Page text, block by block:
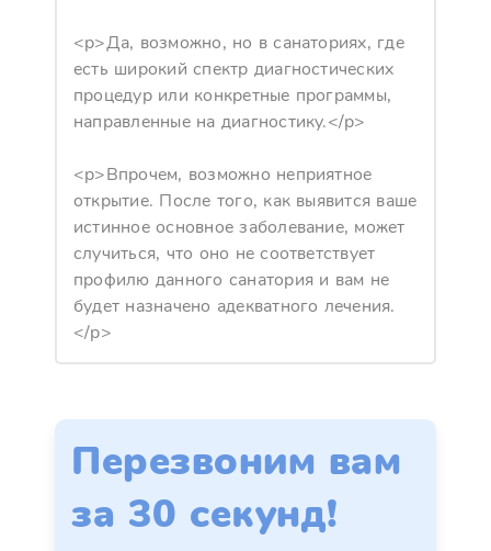
<p>Да, возможно, но в санаториях, где
есть широкий спектр диагностических
процедур или конкретные программы,
направленные на диагностику.</p>
<p>Впрочем, возможно неприятное
открытие. После того, как выявится ваше
истинное основное заболевание, может
случиться, что оно не соответствует
профилю данного санатория и вам не
будет назначено адекватного лечения.
</p>
Перезвоним вам
за 30 секунд!